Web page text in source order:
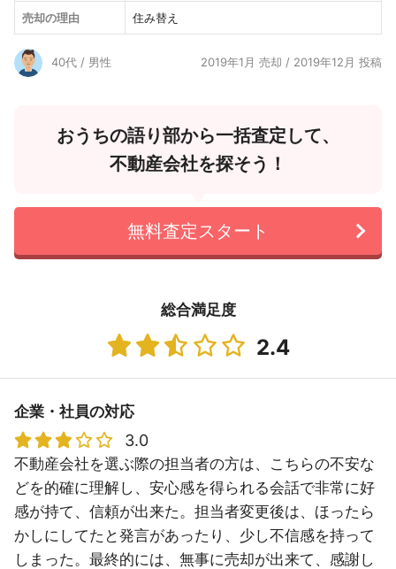
売却の理由 住み替え
40代 / 男性 2019年1月 売却 / 2019年12月 投稿
おうちの語り部から一括査定して、
不動産会社を探そう！
無料査定スタート
総合満足度
2.4
企業・社員の対応
3.0
不動産会社を選ぶ際の担当者の方は、こちらの不安な
どを的確に理解し、安心感を得られる会話で非常に好
感が持て、信頼が出来た。担当者変更後は、ほったら
かしにしてたと発言があったり、少し不信感を持って
しまった。最終的には、無事に売却が出来て、感謝し